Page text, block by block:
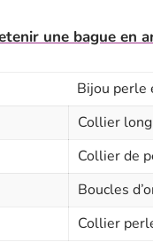
une bague en
Bijou perle
Collier
Collier de
Boucles
Collier